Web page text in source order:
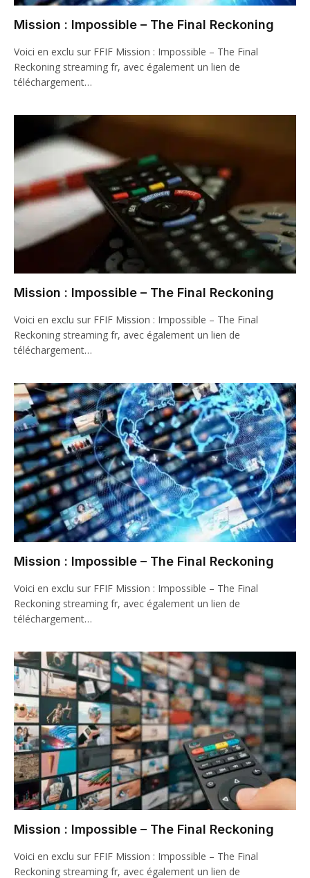
Mission : Impossible – The Final Reckoning
Voici en exclu sur FFIF Mission : Impossible – The Final
Reckoning streaming fr, avec également un lien de
téléchargement…
Mission : Impossible – The Final Reckoning
Voici en exclu sur FFIF Mission : Impossible – The Final
Reckoning streaming fr, avec également un lien de
téléchargement…
Mission : Impossible – The Final Reckoning
Voici en exclu sur FFIF Mission : Impossible – The Final
Reckoning streaming fr, avec également un lien de
téléchargement…
Mission : Impossible – The Final Reckoning
Voici en exclu sur FFIF Mission : Impossible – The Final
Reckoning streaming fr, avec également un lien de